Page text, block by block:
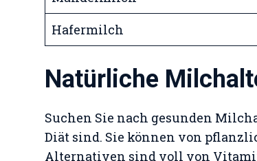
Hafermilch
Natürliche
Suchen Sie nach gesunden
Diät sind. Sie können von
Alternativen sind voll von